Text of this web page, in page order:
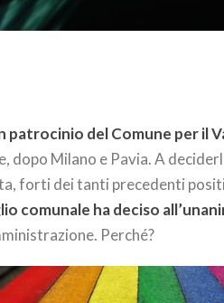
patrocinio del Comune per il
dopo Milano e Pavia. A
forti dei tanti precedenti
comunale ha deciso
Perché?